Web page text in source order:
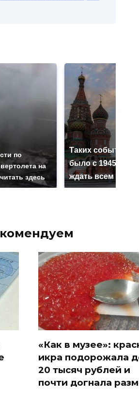
по
на
здесь
Таких событий не
было с 1945: чего
ждать всем нам?
«Как в музее»:
икра подорожала
20 тысяч рублей и
почти догнала